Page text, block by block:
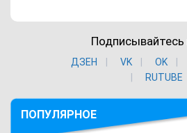
Подписывайтесь
ДЗЕН VK ОK
RUTUBE
ПОПУЛЯРНОЕ